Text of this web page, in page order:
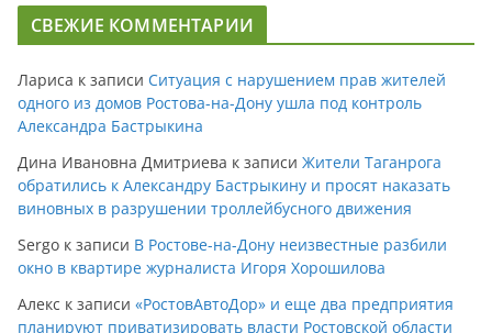
СВЕЖИЕ КОММЕНТАРИИ
Лариса к записи Ситуация с нарушением прав жителей
одного из домов Ростова-на-Дону ушла под контроль
Александра Бастрыкина
Дина Ивановна Дмитриева к записи Жители Таганрога
обратились к Александру Бастрыкину и просят наказать
виновных в разрушении троллейбусного движения
Sergo к записи В Ростове-на-Дону неизвестные разбили
окно в квартире журналиста Игоря Хорошилова
Алекс к записи «РостовАвтоДор» и еще два предприятия
планируют приватизировать власти Ростовской области